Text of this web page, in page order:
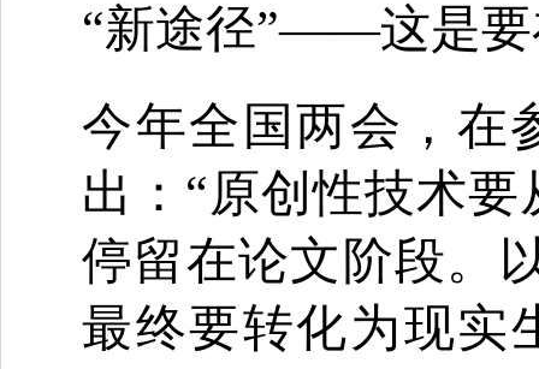
“新途径”——这是要
今年全国两会，在
出：“原创性技术要
停留在论文阶段。
最终要转化为现实